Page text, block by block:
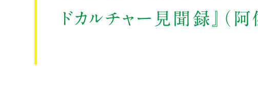
ドカルチャー見聞録』（